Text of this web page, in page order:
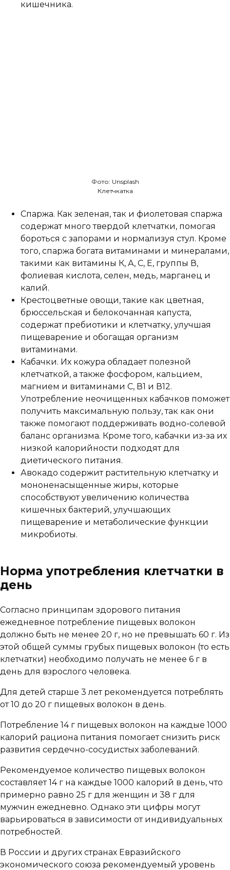
кишечника.
Фото: Unsplash
Клетчкатка
Спаржа. Как зеленая, так и фиолетовая спаржа
содержат много твердой клетчатки, помогая
бороться с запорами и нормализуя стул. Кроме
того, спаржа богата витаминами и минералами,
такими как витамины К, А, С, Е, группы В,
фолиевая кислота, селен, медь, марганец и
калий.
Крестоцветные овощи, такие как цветная,
брюссельская и белокочанная капуста,
содержат пребиотики и клетчатку, улучшая
пищеварение и обогащая организм
витаминами.
Кабачки. Их кожура обладает полезной
клетчаткой, а также фосфором, кальцием,
магнием и витаминами С, В1 и В12.
Употребление неочищенных кабачков поможет
получить максимальную пользу, так как они
также помогают поддерживать водно-солевой
баланс организма. Кроме того, кабачки из-за их
низкой калорийности подходят для
диетического питания.
Авокадо содержит растительную клетчатку и
мононенасыщенные жиры, которые
способствуют увеличению количества
кишечных бактерий, улучшающих
пищеварение и метаболические функции
микробиоты.
Норма употребления клетчатки в
день
Согласно принципам здорового питания
ежедневное потребление пищевых волокон
должно быть не менее 20 г, но не превышать 60 г. Из
этой общей суммы грубых пищевых волокон (то есть
клетчатки) необходимо получать не менее 6 г в
день для взрослого человека.
Для детей старше 3 лет рекомендуется потреблять
от 10 до 20 г пищевых волокон в день.
Потребление 14 г пищевых волокон на каждые 1000
калорий рациона питания помогает снизить риск
развития сердечно-сосудистых заболеваний.
Рекомендуемое количество пищевых волокон
составляет 14 г на каждые 1000 калорий в день, что
примерно равно 25 г для женщин и 38 г для
мужчин ежедневно. Однако эти цифры могут
варьироваться в зависимости от индивидуальных
потребностей.
В России и других странах Евразийского
экономического союза рекомендуемый уровень